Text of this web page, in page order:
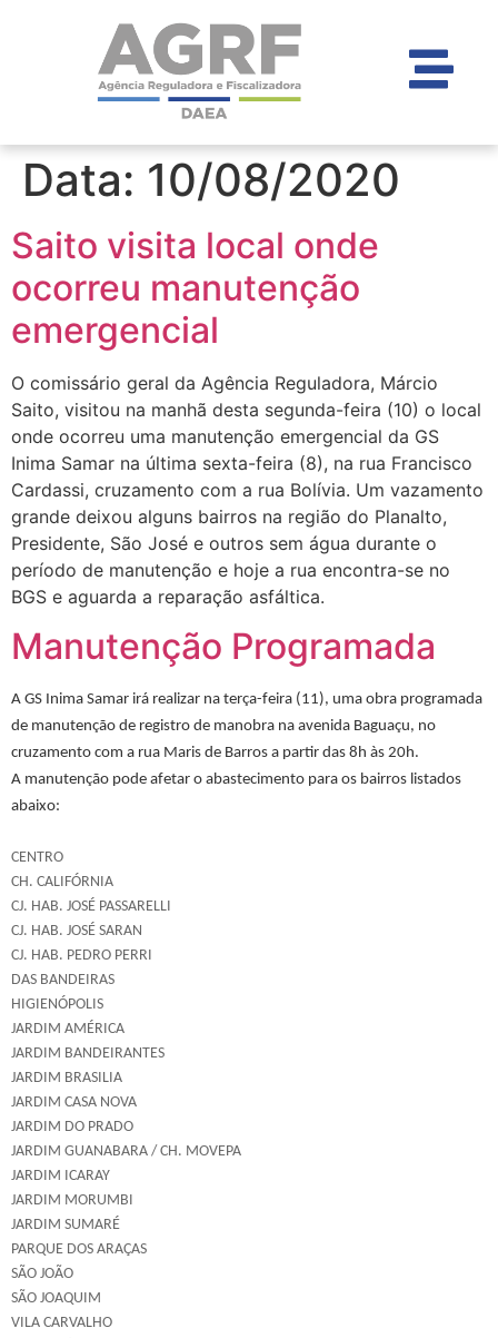
Data: 10/08/2020
Saito visita local onde
ocorreu manutenção
emergencial
O comissário geral da Agência Reguladora, Márcio
Saito, visitou na manhã desta segunda-feira (10) o local
onde ocorreu uma manutenção emergencial da GS
Inima Samar na última sexta-feira (8), na rua Francisco
Cardassi, cruzamento com a rua Bolívia. Um vazamento
grande deixou alguns bairros na região do Planalto,
Presidente, São José e outros sem água durante o
período de manutenção e hoje a rua encontra-se no
BGS e aguarda a reparação asfáltica.
Manutenção Programada
A GS Inima Samar irá realizar na terça-feira (11), uma obra programada
de manutenção de registro de manobra na avenida Baguaçu, no
cruzamento com a rua Maris de Barros a partir das 8h às 20h.
A manutenção pode afetar o abastecimento para os bairros listados
abaixo:
CENTRO
CH. CALIFÓRNIA
CJ. HAB. JOSÉ PASSARELLI
CJ. HAB. JOSÉ SARAN
CJ. HAB. PEDRO PERRI
DAS BANDEIRAS
HIGIENÓPOLIS
JARDIM AMÉRICA
JARDIM BANDEIRANTES
JARDIM BRASILIA
JARDIM CASA NOVA
JARDIM DO PRADO
JARDIM GUANABARA / CH. MOVEPA
JARDIM ICARAY
JARDIM MORUMBI
JARDIM SUMARÉ
PARQUE DOS ARAÇAS
SÃO JOÃO
SÃO JOAQUIM
VILA CARVALHO